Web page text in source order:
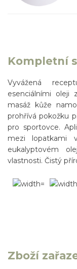
Kompletní
Vyvážená
esenciálními oleji
masáž kůže
prohřívá pokožku
pro sportovce.
mezi lopatkami
eukalyptovém
vlastnosti. Čistý
Zboží